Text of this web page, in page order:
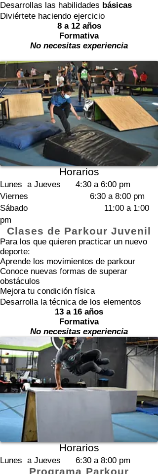
Desarrollas las habilidades básicas
Diviértete haciendo ejercicio
8 a 12 años
Formativa
No necesitas experiencia
Horarios
Lunes a Jueves 4:30 a 6:00 pm
Viernes 6:30 a 8:00 pm
Sábado 11:00 a 1:00
pm
Clases de Parkour Juvenil
Para los que quieren practicar un nuevo
deporte:
Aprende los movimientos de parkour
Conoce nuevas formas de superar
obstáculos
Mejora tu condición física
Desarrolla la técnica de los elementos
13 a 16 años
Formativa
No necesitas experiencia
Horarios
Lunes a Jueves 6:30 a 8:00 pm
Programa Parkour